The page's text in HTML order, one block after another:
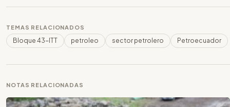
TEMAS RELACIONADOS
Bloque 43-ITT petroleo sector petrolero Petroecuador
NOTAS RELACIONADAS